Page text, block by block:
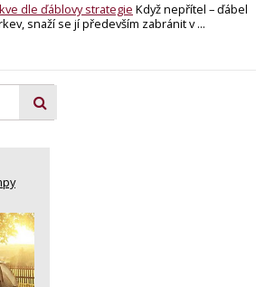
dle ďáblovy strategie Když nepřítel – ďábel
snaží se jí především zabránit v ...